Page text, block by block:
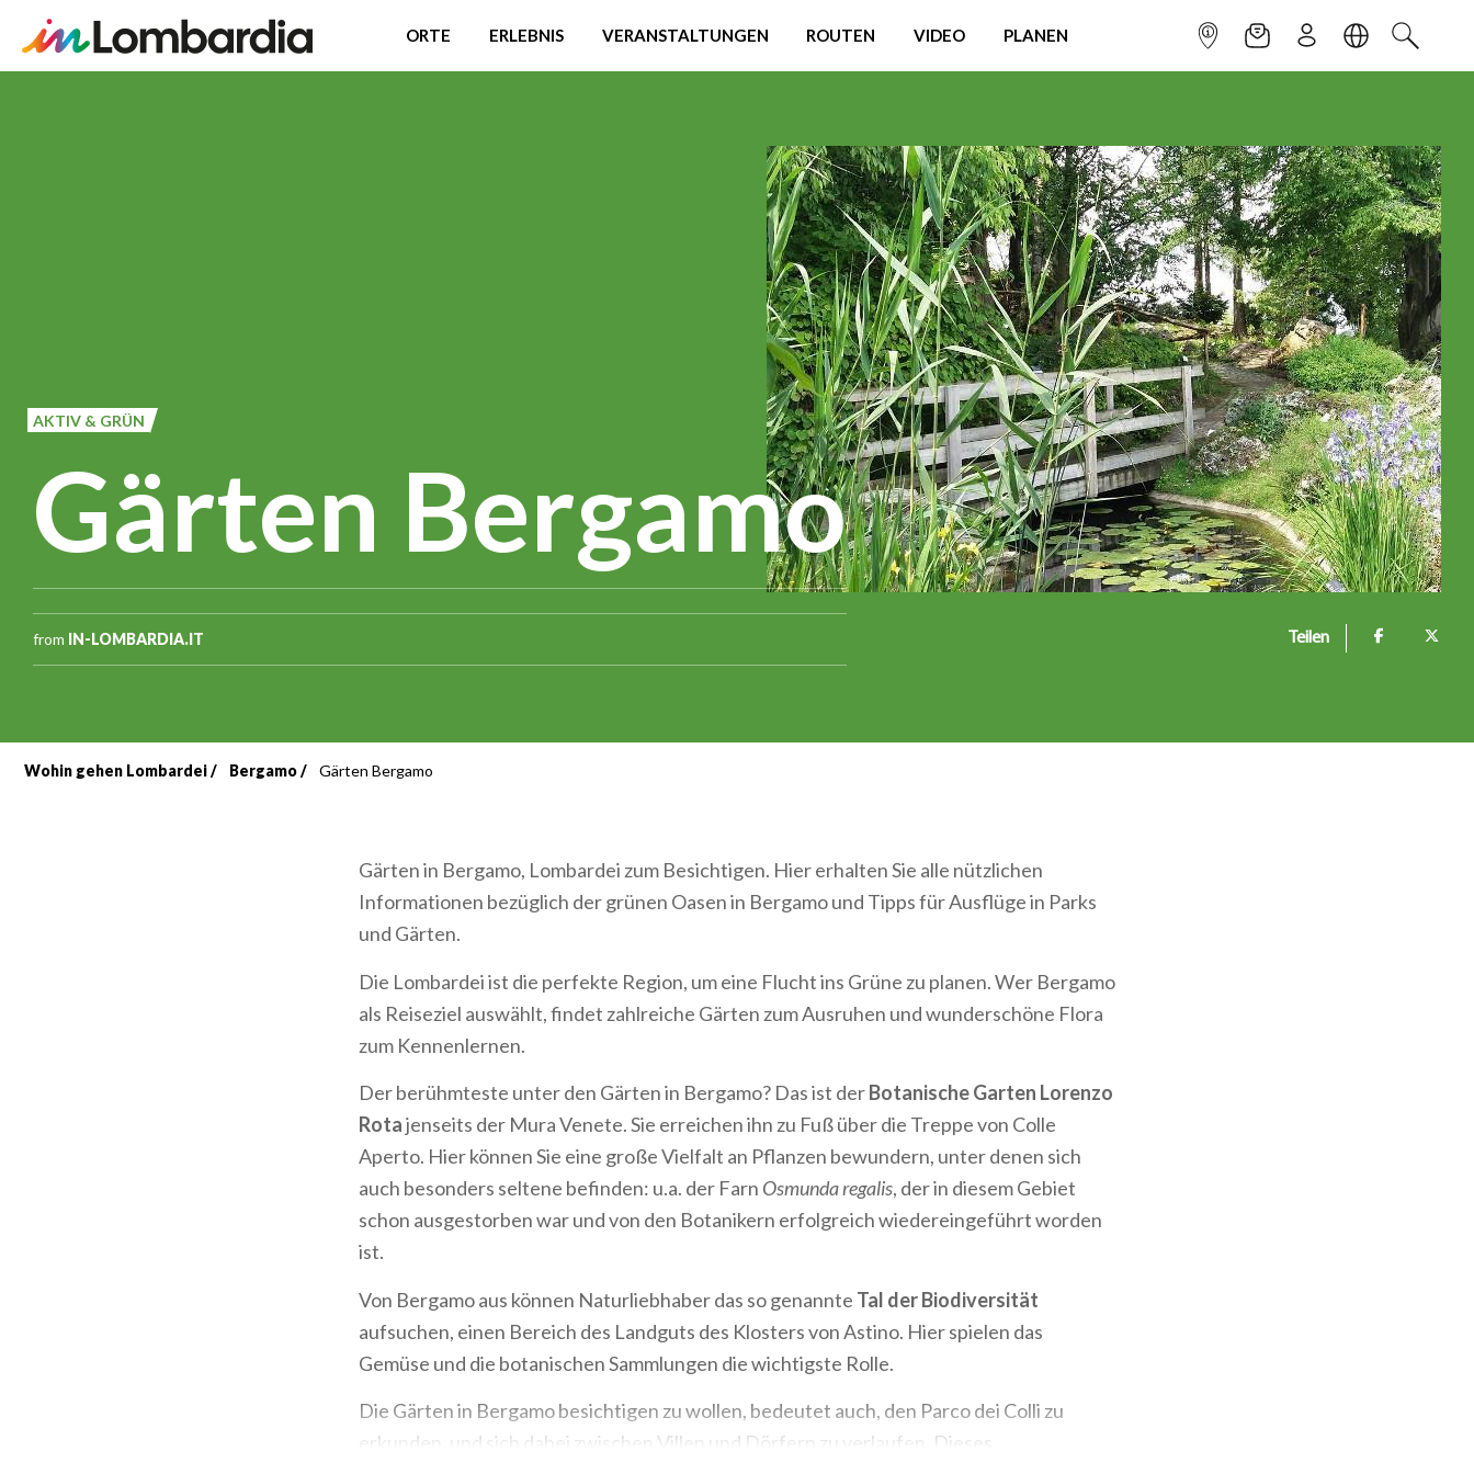
ORTE ERLEBNIS VERANSTALTUNGEN ROUTEN VIDEO PLANEN INFOPUNKTNEWSLETTER
ANMELDENSPRACHESUCHEN
AKTIV & GRÜN
Gärten Bergamo
from IN-LOMBARDIA.IT Teilen
Breadcrumb
Wohin gehen Lombardei Bergamo Gärten Bergamo
Gärten in Bergamo, Lombardei zum Besichtigen. Hier erhalten Sie alle nützlichen
Informationen bezüglich der grünen Oasen in Bergamo und Tipps für Ausflüge in Parks
und Gärten.
Die Lombardei ist die perfekte Region, um eine Flucht ins Grüne zu planen. Wer Bergamo
als Reiseziel auswählt, findet zahlreiche Gärten zum Ausruhen und wunderschöne Flora
zum Kennenlernen.
Der berühmteste unter den Gärten in Bergamo? Das ist derBotanische Garten Lorenzo
Rotajenseits der Mura Venete. Sie erreichen ihn zu Fuß über die Treppe von Colle
Aperto. Hier können Sie eine große Vielfalt an Pflanzen bewundern, unter denen sich
auch besonders seltene befinden: u.a. der Farn Osmunda regalis, der in diesem Gebiet
schon ausgestorben war und von den Botanikern erfolgreich wiedereingeführt worden
ist.
Von Bergamo aus können Naturliebhaber das so genannte Tal der Biodiversität
aufsuchen, einen Bereich des Landguts des Klosters von Astino. Hier spielen das
Gemüse und die botanischen Sammlungen die wichtigste Rolle.
Die Gärten in Bergamo besichtigen zu wollen, bedeutet auch, den Parco dei Colli zu
erkunden, und sich dabei zwischen Villen und Dörfern zu verlaufen. Dieses